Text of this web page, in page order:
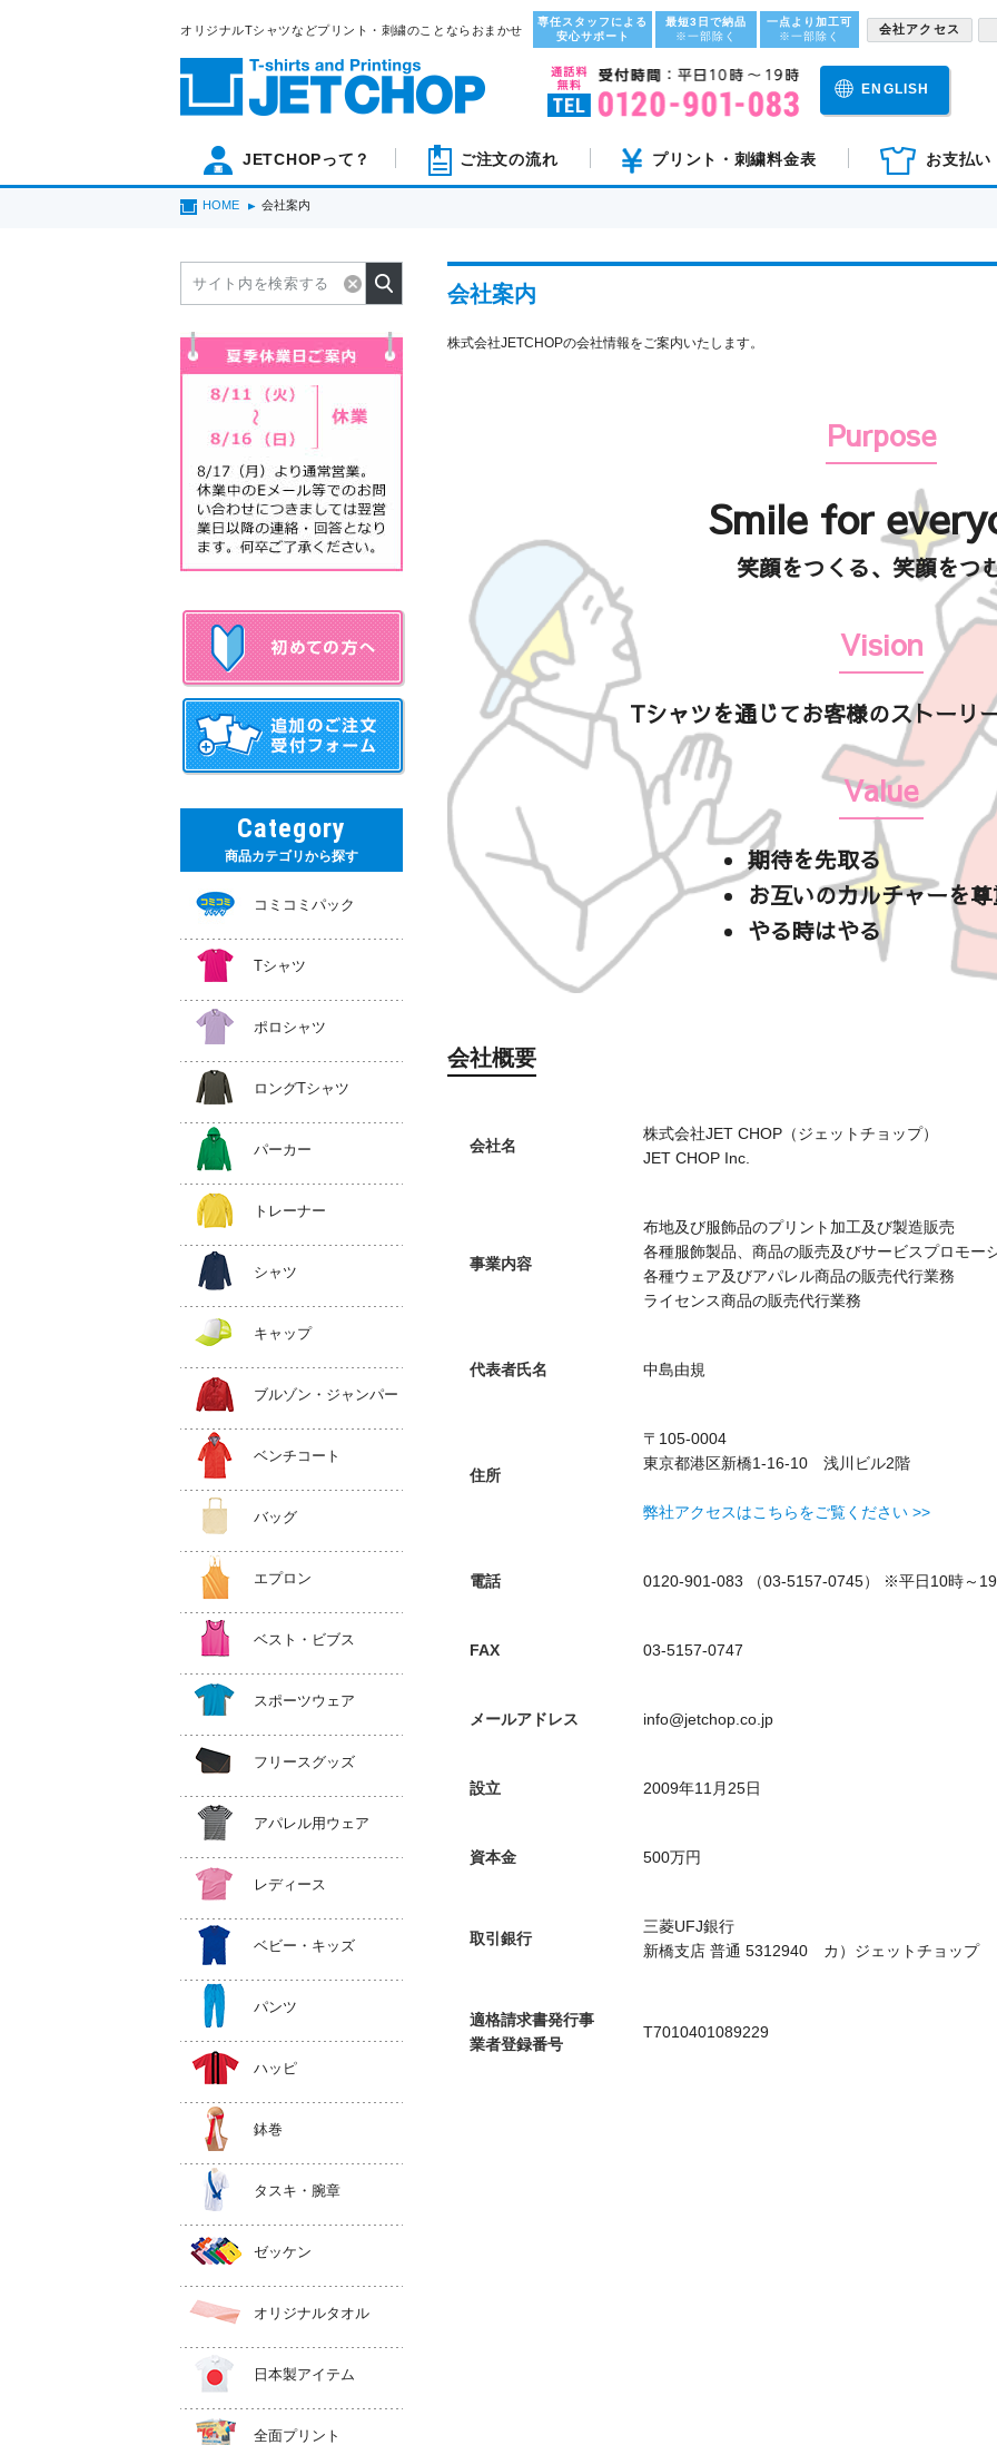
オリジナルTシャツなどプリント・刺繍のことならおまかせ
専任スタッフによる
安心サポート
最短3日で納品
※一部除く
一点より加工可
※一部除く
会社アクセス
ENGLISH
JETCHOPって？ ご注文の流れ プリント・刺繍料金表 お支払い
HOME 会社案内
Category
商品カテゴリから探す
コミコミパック
Tシャツ
ポロシャツ
ロングTシャツ
パーカー
トレーナー
シャツ
キャップ
ブルゾン・ジャンパー
ベンチコート
バッグ
エプロン
ベスト・ビブス
スポーツウェア
フリースグッズ
アパレル用ウェア
レディース
ベビー・キッズ
パンツ
ハッピ
鉢巻
タスキ・腕章
ゼッケン
オリジナルタオル
日本製アイテム
全面プリント
会社案内
株式会社JETCHOPの会社情報をご案内いたします。
Purpose
Smile for
笑顔をつくる、笑顔をつ
Vision
Tシャツを通じてお客様のストーリ
Value
期待を先取る
お互いのカルチャーを
やる時はやる
会社概要
会社名
株式会社JET CHOP（ジェットチョップ）
JET CHOP Inc.
事業内容
布地及び服飾品のプリント加工及び製造販売
各種服飾製品、商品の販売及びサービスプロモー
各種ウェア及びアパレル商品の販売代行業務
ライセンス商品の販売代行業務
代表者氏名 中島由規
住所
〒105-0004
東京都港区新橋1-16-10 浅川ビル2階
弊社アクセスはこちらをご覧ください >>
電話 0120-901-083 （03-5157-0745） ※平日10時～
FAX 03-5157-0747
メールアドレス info@jetchop.co.jp
設立 2009年11月25日
資本金 500万円
取引銀行
三菱UFJ銀行
新橋支店 普通 5312940 カ）ジェットチョップ
適格請求書発行事
業者登録番号
T7010401089229